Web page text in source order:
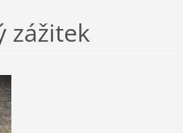
zážitek